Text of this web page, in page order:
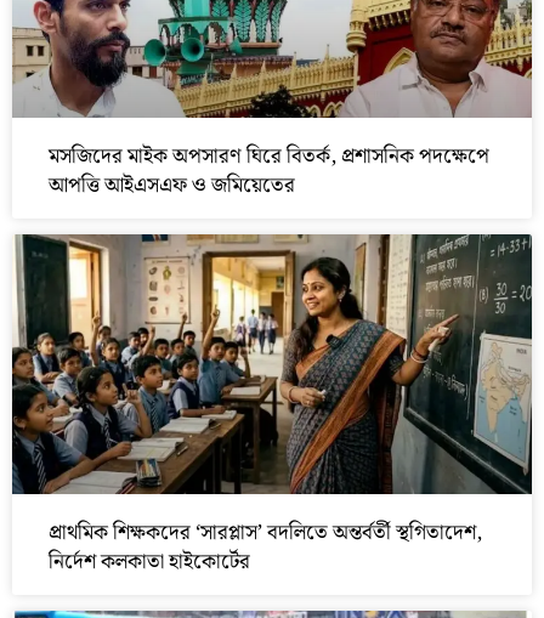
মসজিদের মাইক অপসারণ ঘিরে বিতর্ক, প্রশাসনিক পদক্ষেপে
আপত্তি আইএসএফ ও জমিয়েতের
প্রাথমিক শিক্ষকদের ‘সারপ্লাস’ বদলিতে অন্তর্বর্তী স্থগিতাদেশ,
নির্দেশ কলকাতা হাইকোর্টের